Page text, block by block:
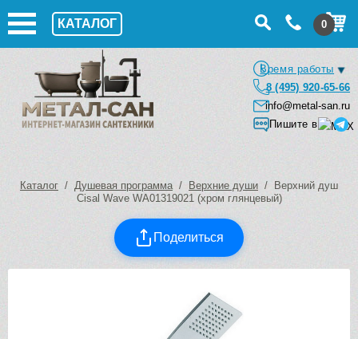
КАТАЛОГ 0
Время работы
8 (495) 920-65-66
info@metal-san.ru
Пишите в
Каталог / Душевая программа/ Верхние души / Верхний душ
Cisal Wave WA01319021 (хром глянцевый)
Поделиться